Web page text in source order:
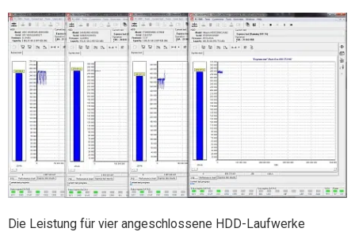
Die Leistung für vier angeschlossene HDD-Laufwerke